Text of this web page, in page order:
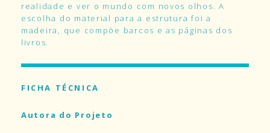
realidade e ver o mundo com novos olhos. A
escolha do material para a estrutura foi a
madeira, que compõe barcos e as páginas dos
livros.
FICHA TÉCNICA
Autora do Projeto